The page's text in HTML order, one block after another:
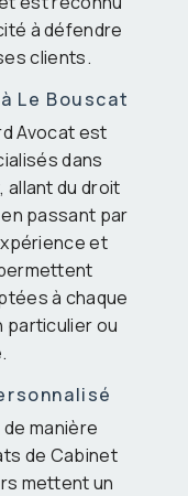
à défendre
clients.
Le Bouscat
Avocat est
dans
du droit
passant par
et
à chaque
particulier ou
manière
de Cabinet
mettent un